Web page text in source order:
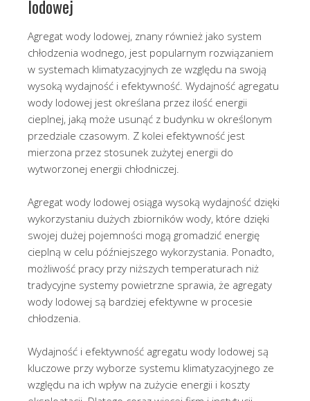
lodowej
Agregat wody lodowej, znany również jako system
chłodzenia wodnego, jest popularnym rozwiązaniem
w systemach klimatyzacyjnych ze względu na swoją
wysoką wydajność i efektywność. Wydajność agregatu
wody lodowej jest określana przez ilość energii
cieplnej, jaką może usunąć z budynku w określonym
przedziale czasowym. Z kolei efektywność jest
mierzona przez stosunek zużytej energii do
wytworzonej energii chłodniczej.
Agregat wody lodowej osiąga wysoką wydajność dzięki
wykorzystaniu dużych zbiorników wody, które dzięki
swojej dużej pojemności mogą gromadzić energię
cieplną w celu późniejszego wykorzystania. Ponadto,
możliwość pracy przy niższych temperaturach niż
tradycyjne systemy powietrzne sprawia, że agregaty
wody lodowej są bardziej efektywne w procesie
chłodzenia.
Wydajność i efektywność agregatu wody lodowej są
kluczowe przy wyborze systemu klimatyzacyjnego ze
względu na ich wpływ na zużycie energii i koszty